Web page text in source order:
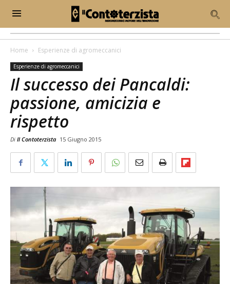
Home Esperienze di agromeccanici
Esperienze di agromeccanici
Il successo dei Pancaldi:
passione, amicizia e
rispetto
Di Il Contoterzista 15 Giugno 2015